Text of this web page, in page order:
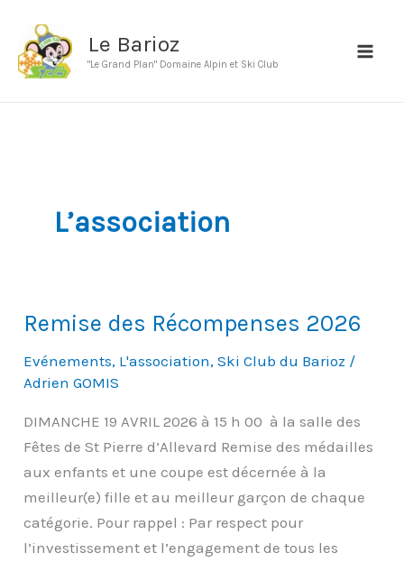
contenu
Le Barioz
"Le Grand Plan" Domaine Alpin et Ski Club
L’association
Remise des Récompenses 2026
Evénements, L'association,Ski Club du Barioz /
Adrien GOMIS
DIMANCHE 19 AVRIL 2026 à 15 h 00 à la salle des
Fêtes de St Pierre d’Allevard Remise des médailles
aux enfants et une coupe est décernée à la
meilleur(e) fille et au meilleur garçon de chaque
catégorie. Pour rappel : Par respect pour
l’investissement et l’engagement de tous les